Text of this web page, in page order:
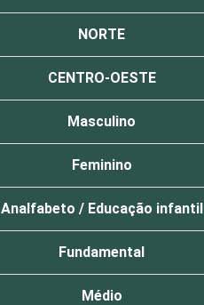
NORTE
CENTRO-OESTE
Masculino
Feminino
Analfabeto / Educação infantil
Fundamental
Médio